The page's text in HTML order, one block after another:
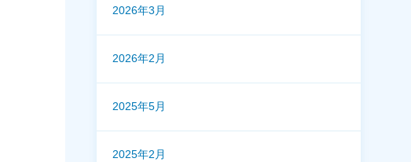
2026年3月
2026年2月
2025年5月
2025年2月